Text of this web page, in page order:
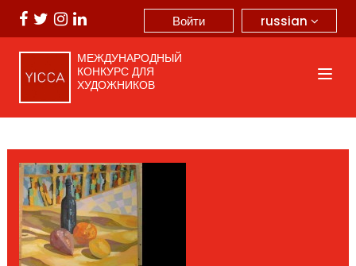
russian
Войти
МЕЖДУНАРОДНЫЙ
КОНКУРС ДЛЯ
ХУДОЖНИКОВ